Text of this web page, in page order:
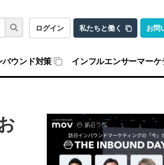
ログイン 私たちと働く お問
バウンド対策 インフルエンサーマーケ